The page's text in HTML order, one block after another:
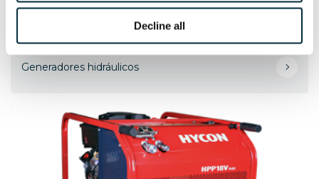
Decline all
HPP13D
Generadores hidráulicos